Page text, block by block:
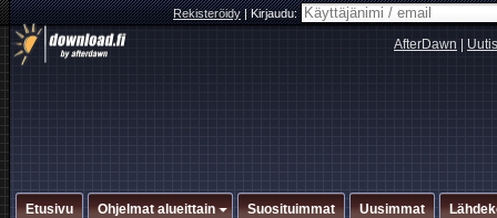
Rekisteröidy|Kirjaudu:
AfterDawn
Etusivu Ohjelmat alueittain Suosituimmat Uusimmat